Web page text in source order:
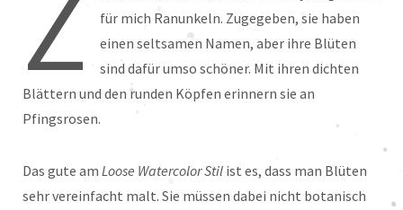
für mich Ranunkeln. Zugegeben, sie haben
einen seltsamen Namen, aber ihre Blüten
sind dafür umso schöner. Mit ihren dichten
Blättern und den runden Köpfen erinnern sie an
Pfingsrosen.
Das gute am Loose Watercolor Stil ist es, dass man Blüten
sehr vereinfacht malt. Sie müssen dabei nicht botanisch